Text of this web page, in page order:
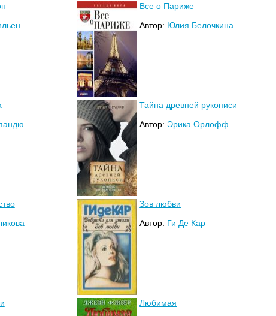
Все о Париже
Автор: Юлия Белочкина
Тайна древней рукописи
Автор: Эрика Орлофф
Зов любви
Автор: Ги Де Кар
Любимая